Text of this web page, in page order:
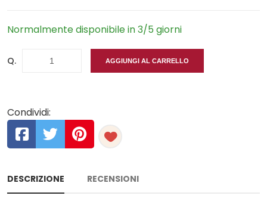
Normalmente disponibile in 3/5 giorni
Q. AGGIUNGI AL CARRELLO
Condividi:
DESCRIZIONE RECENSIONI